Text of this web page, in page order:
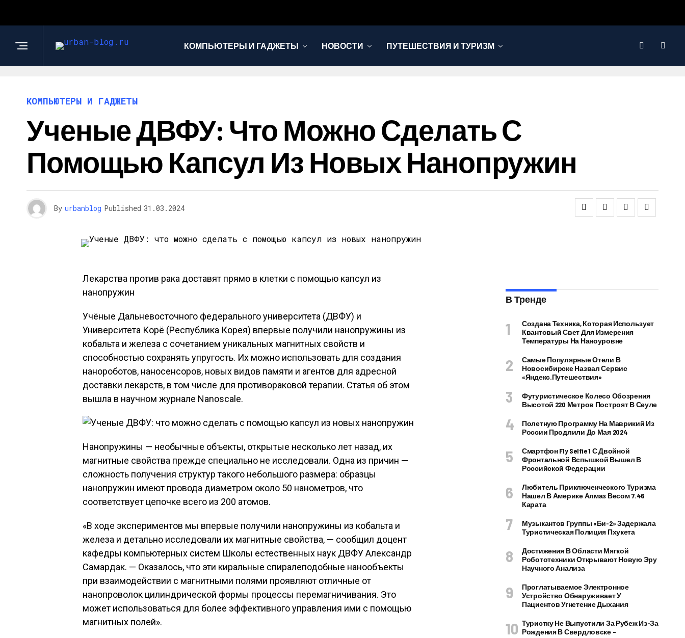
КОМПЬЮТЕРЫ И ГАДЖЕТЫ НОВОСТИ ПУТЕШЕСТВИЯ И ТУРИЗМ
КОМПЬЮТЕРЫ И ГАДЖЕТЫ
Ученые ДВФУ: Что Можно Сделать С
Помощью Капсул Из Новых Нанопружин
By urbanblog Published 31.03.2024
Лекарства против рака доставят прямо в клетки с помощью капсул из
нанопружин
Учёные Дальневосточного федерального университета (ДВФУ) и
Университета Корë (Республика Корея) впервые получили нанопружины из
кобальта и железа с сочетанием уникальных магнитных свойств и
способностью сохранять упругость. Их можно использовать для создания
нанороботов, наносенсоров, новых видов памяти и агентов для адресной
доставки лекарств, в том числе для противораковой терапии. Статья об этом
вышла в научном журнале Nanoscale.
Нанопружины — необычные объекты, открытые несколько лет назад, их
магнитные свойства прежде специально не исследовали. Одна из причин —
сложность получения структур такого небольшого размера: образцы
нанопружин имеют провода диаметром около 50 нанометров, что
соответствует цепочке всего из 200 атомов.
«В ходе экспериментов мы впервые получили нанопружины из кобальта и
железа и детально исследовали их магнитные свойства, — сообщил доцент
кафедры компьютерных систем Школы естественных наук ДВФУ Александр
Самардак. — Оказалось, что эти киральные спиралеподобные нанообъекты
при взаимодействии с магнитными полями проявляют отличные от
нанопроволок цилиндрической формы процессы перемагничивания. Это
может использоваться для более эффективного управления ими с помощью
магнитных полей».
В Тренде
Создана Техника, Которая Использует
Квантовый Свет Для Измерения
Температуры На Наноуровне
Самые Популярные Отели В
Новосибирске Назвал Сервис
«Яндекс.Путешествия»
Футуристическое Колесо Обозрения
Высотой 220 Метров Построят В Сеуле
Полетную Программу На Маврикий Из
России Продлили До Мая 2024
Смартфон Fly Selfie 1 С Двойной
Фронтальной Вспышкой Вышел В
Российской Федерации
Любитель Приключенческого Туризма
Нашел В Америке Алмаз Весом 7.46
Карата
Музыкантов Группы «Би-2» Задержала
Туристическая Полиция Пхукета
Достижения В Области Мягкой
Робототехники Открывают Новую Эру
Научного Анализа
Проглатываемое Электронное
Устройство Обнаруживает У
Пациентов Угнетение Дыхания
Туристку Не Выпустили За Рубеж Из-За
Рождения В Свердловске –